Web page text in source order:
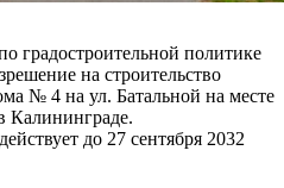
градостроительной политике
на строительство
№ 4 на ул. Батальной на месте
до 27 сентября 2032